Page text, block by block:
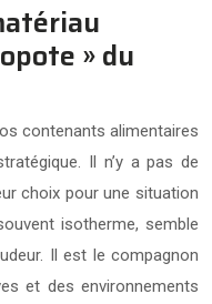
» du
contenants alimentaires
Il n’y a pas de
choix pour une situation
isotherme, semble
Il est le compagnon
et des environnements